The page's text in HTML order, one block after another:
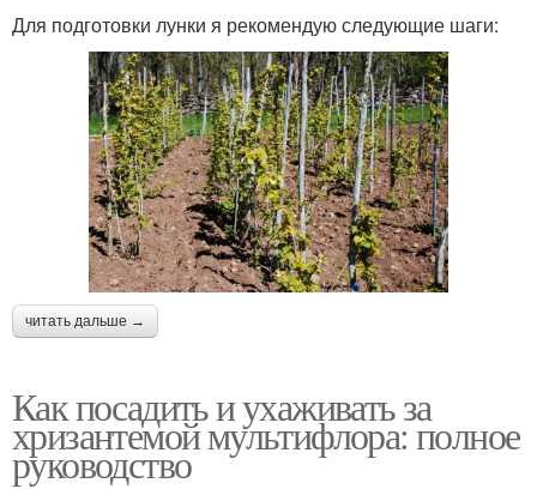
Для подготовки лунки я рекомендую следующие шаги:
читать дальше →
Как посадить и ухаживать за
хризантемой мультифлора: полное
руководство